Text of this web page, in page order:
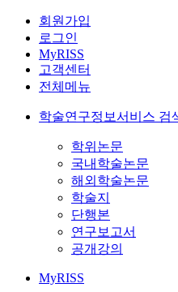
회원가입
로그인
MyRISS
고객센터
전체메뉴
학술연구정보서비스 검
학위논문
국내학술논문
해외학술논문
학술지
단행본
연구보고서
공개강의
MyRISS